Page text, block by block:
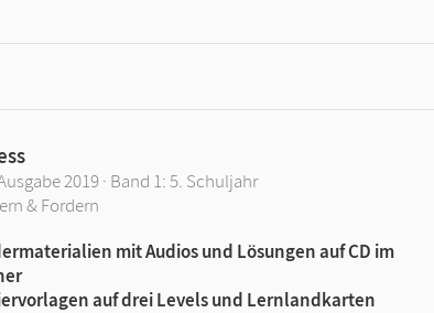
2019 · Band 1: 5. Schuljahr
& Fordern
mit Audios und Lösungen auf CD im
auf drei Levels und Lernlandkarten